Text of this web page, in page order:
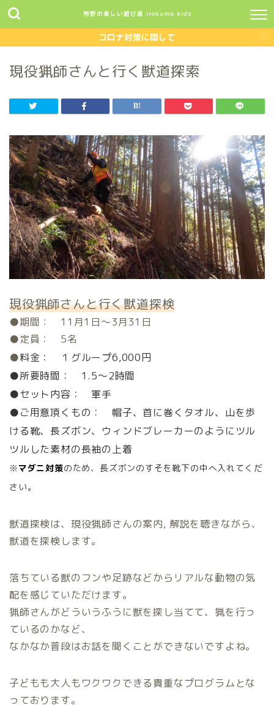
熊野の楽しい遊び場 irokuma kids
コロナ対策に関して
現役猟師さんと行く獣道探索
現役猟師さんと行く獣道探検
●期間： 11月1日～3月31日
●定員： 5名
●料金： １グループ6,000円
●所要時間： 1.5～2時間
●セット内容： 軍手
●ご用意頂くもの： 帽子、首に巻くタオル、山を歩
ける靴、長ズボン、ウィンドブレーカーのようにツル
ツルした素材の長袖の上着
※マダニ対策のため、長ズボンのすそを靴下の中へ入れてくだ
さい。
獣道探検は、現役猟師さんの案内, 解説を聴きながら、
獣道を探検します。
落ちている獣のフンや足跡などからリアルな動物の気
配を感じていただけます。
猟師さんがどういうふうに獣を探し当てて、猟を行っ
ているのかなど、
なかなか普段はお話を聞くことができないですよね。
子どもも大人もワクワクできる貴重なプログラムとな
っております。